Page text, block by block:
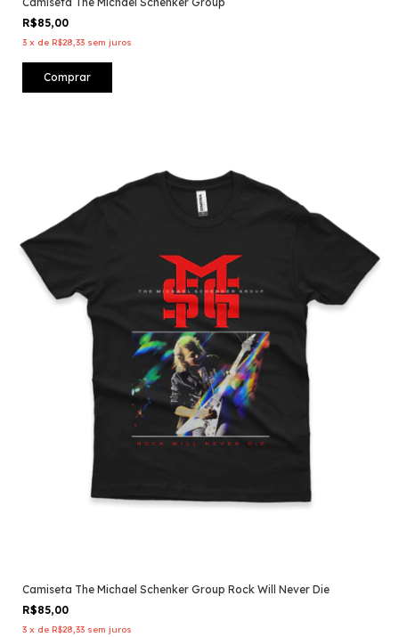
R$85,00
3 x de R$28,33 sem juros
Comprar
Camiseta The Michael Schenker Group Rock Will Never Die
R$85,00
3 x de R$28,33 sem juros